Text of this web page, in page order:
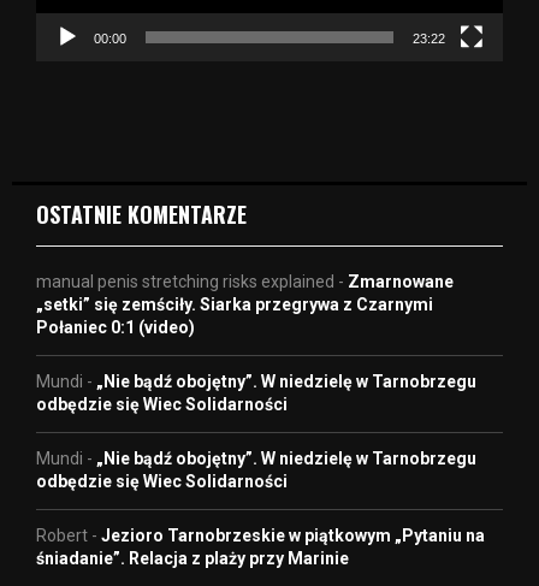
c
00:00 23:22
OSTATNIE KOMENTARZE
manual penis stretching risks explained - Zmarnowane
„setki” się zemściły. Siarka przegrywa z Czarnymi
Połaniec 0:1 (video)
Mundi - „Nie bądź obojętny”. W niedzielę w Tarnobrzegu
odbędzie się Wiec Solidarności
Mundi - „Nie bądź obojętny”. W niedzielę w Tarnobrzegu
odbędzie się Wiec Solidarności
Robert - Jezioro Tarnobrzeskie w piątkowym „Pytaniu na
śniadanie”. Relacja z plaży przy Marinie